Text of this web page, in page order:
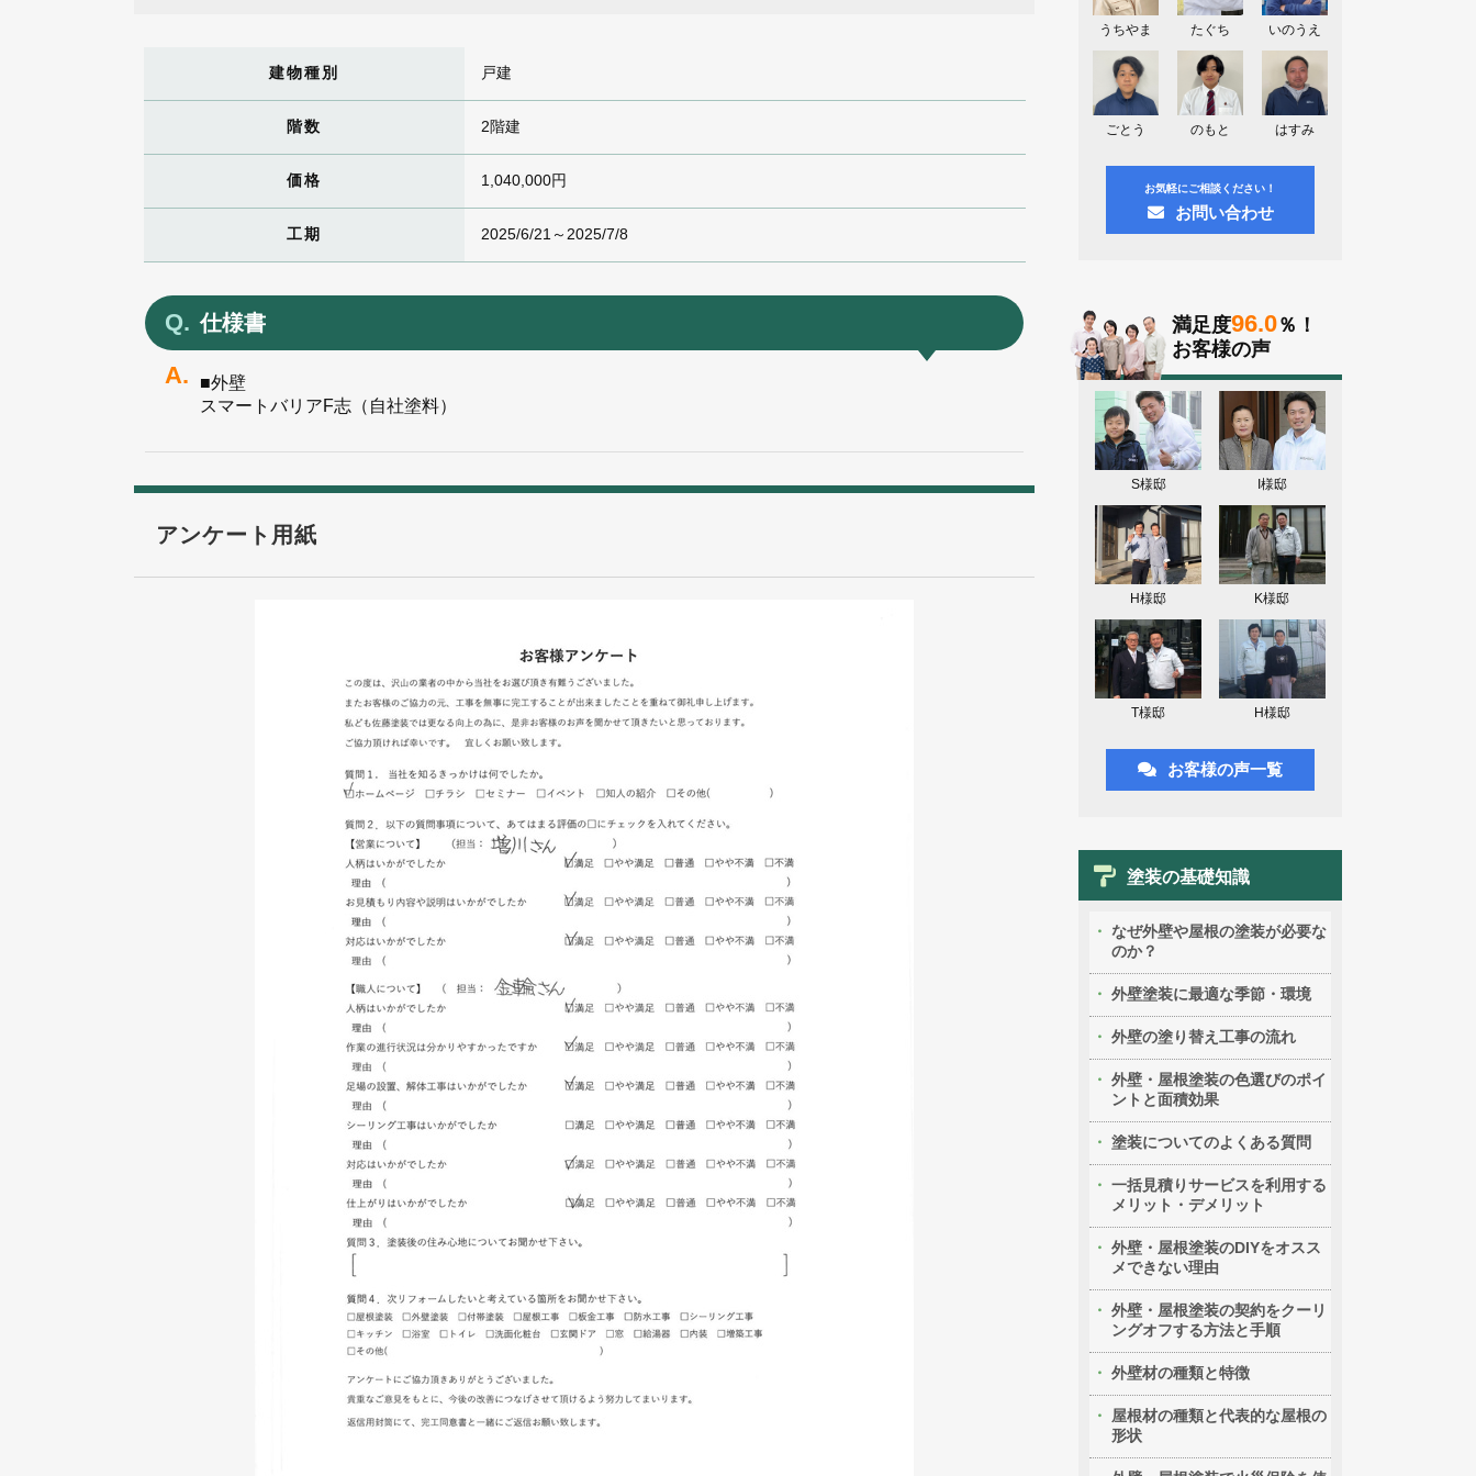
建物種別 戸建
階数 2階建
価格 1,040,000円
工期 2025/6/21～2025/7/8
仕様書
■外壁
スマートバリアF志（自社塗料）
アンケート用紙
きました。ありがとう御座います！
東京都日野市K様よりお問い合わせ頂
きました。ありがとう御座います！
群馬県伊勢崎市M様よりお問い合わせ
頂きました。ありがとう御座います！
うちやま たぐち いのうえ
ごとう のもと はすみ
お気軽にご相談ください！
お問い合わせ
満足度96.0％！
お客様の声
S様邸 I様邸
H様邸 K様邸
T様邸 H様邸
お客様の声一覧
塗装の基礎知識
なぜ外壁や屋根の塗装が必要な
のか？
外壁塗装に最適な季節・環境
外壁の塗り替え工事の流れ
外壁・屋根塗装の色選びのポイ
ントと面積効果
塗装についてのよくある質問
一括見積りサービスを利用する
メリット・デメリット
外壁・屋根塗装のDIYをオスス
メできない理由
外壁・屋根塗装の契約をクーリ
ングオフする方法と手順
外壁材の種類と特徴
屋根材の種類と代表的な屋根の
形状